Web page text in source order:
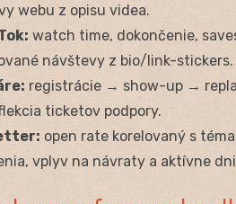
webu z opisu videa.
watch time, dokončenie,
návštevy z bio/link-stickers.
registrácie → show-up →
ticketov podpory.
open rate korelovaný s
vplyv na návraty a aktívne